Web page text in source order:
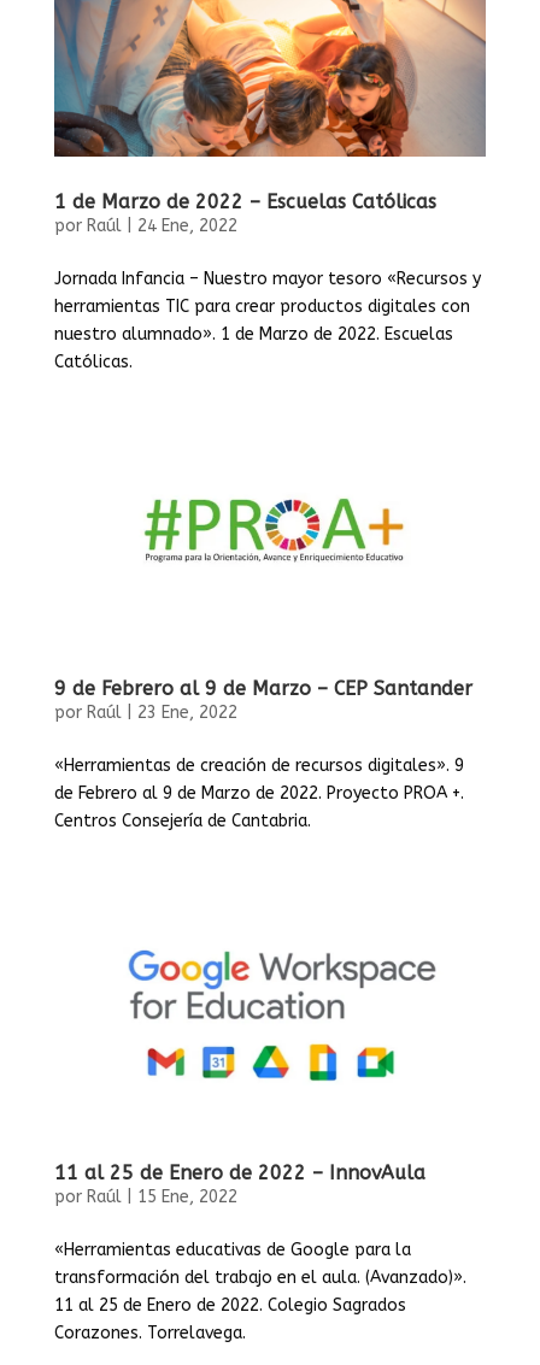
1 de Marzo de 2022 – Escuelas Católicas
por Raúl| 24 Ene, 2022
Jornada Infancia – Nuestro mayor tesoro «Recursos y
herramientas TIC para crear productos digitales con
nuestro alumnado». 1 de Marzo de 2022. Escuelas
Católicas.
9 de Febrero al 9 de Marzo – CEP Santander
por Raúl| 23 Ene, 2022
«Herramientas de creación de recursos digitales». 9
de Febrero al 9 de Marzo de 2022. Proyecto PROA +.
Centros Consejería de Cantabria.
11 al 25 de Enero de 2022 – InnovAula
por Raúl| 15 Ene, 2022
«Herramientas educativas de Google para la
transformación del trabajo en el aula. (Avanzado)».
11 al 25 de Enero de 2022. Colegio Sagrados
Corazones. Torrelavega.